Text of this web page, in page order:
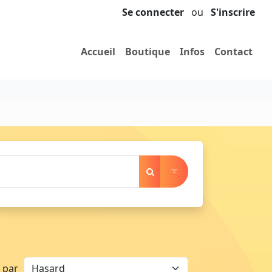
Se connecter ou S'inscrire
Accueil Boutique Infos Contact
par